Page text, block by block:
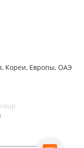
Кореи, Европы, ОАЭ